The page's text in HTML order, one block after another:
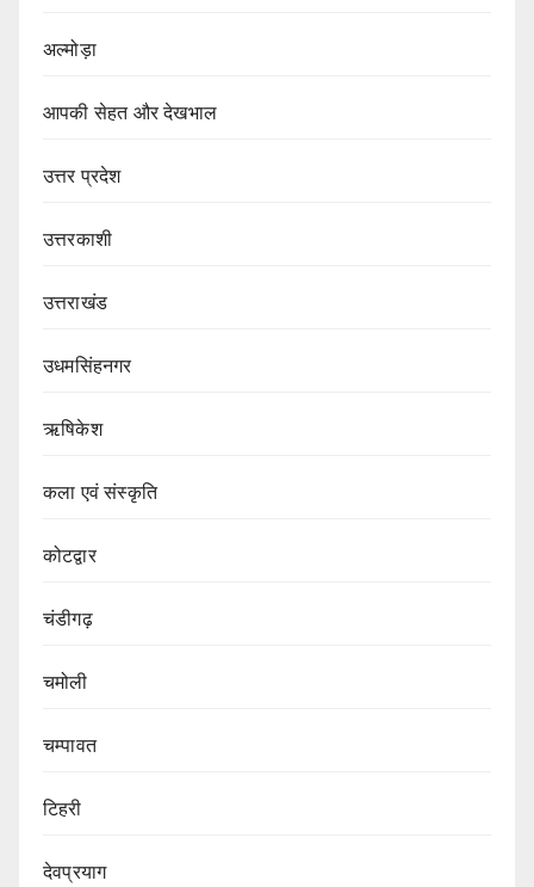
अल्मोड़ा
आपकी सेहत और देखभाल
उत्तर प्रदेश
उत्तरकाशी
उत्तराखंड
उधमसिंहनगर
ऋषिकेश
कला एवं संस्कृति
कोटद्वार
चंडीगढ़
चमोली
चम्पावत
टिहरी
देवप्रयाग